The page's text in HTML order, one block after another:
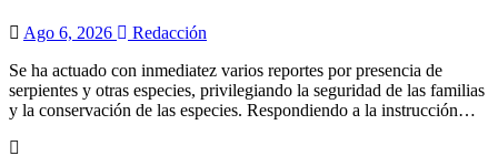
Ago 6, 2026
Redacción
Se ha actuado con inmediatez varios reportes por presencia de
serpientes y otras especies, privilegiando la seguridad de las familias
y la conservación de las especies. Respondiendo a la instrucción…